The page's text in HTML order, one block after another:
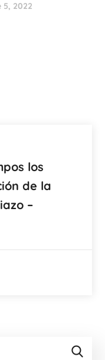
2022
los
de la
–